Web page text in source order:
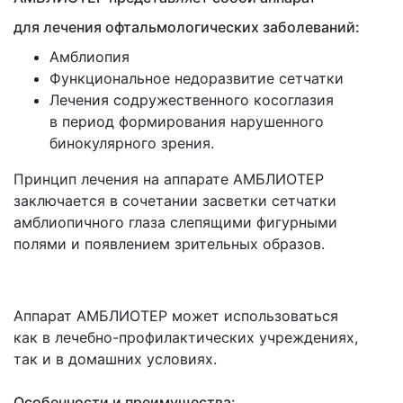
для лечения офтальмологических заболеваний:
Амблиопия
Функциональное недоразвитие сетчатки
Лечения содружественного косоглазия
в период формирования нарушенного
бинокулярного зрения.
Принцип лечения на аппарате АМБЛИОТЕР
заключается в сочетании засветки сетчатки
амблиопичного глаза слепящими фигурными
полями и появлением зрительных образов.
Аппарат АМБЛИОТЕР может использоваться
как в лечебно-профилактических учреждениях,
так и в домашних условиях.